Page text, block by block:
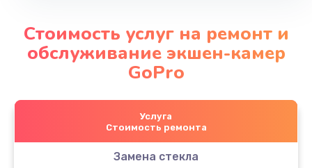
Стоимость услуг на ремонт и
обслуживание экшен-камер
GoPro
Услуга
Стоимость ремонта
Замена стекла